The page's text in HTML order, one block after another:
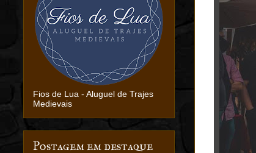
Fios de Lua - Aluguel de Trajes
Medievais
Postagem em destaque